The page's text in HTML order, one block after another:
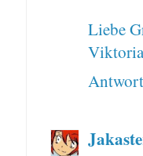
Liebe
Viktoria